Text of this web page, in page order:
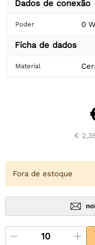
Dados de conexão
Poder 0 W
Ficha de dados
Material
€
Fora de estoque